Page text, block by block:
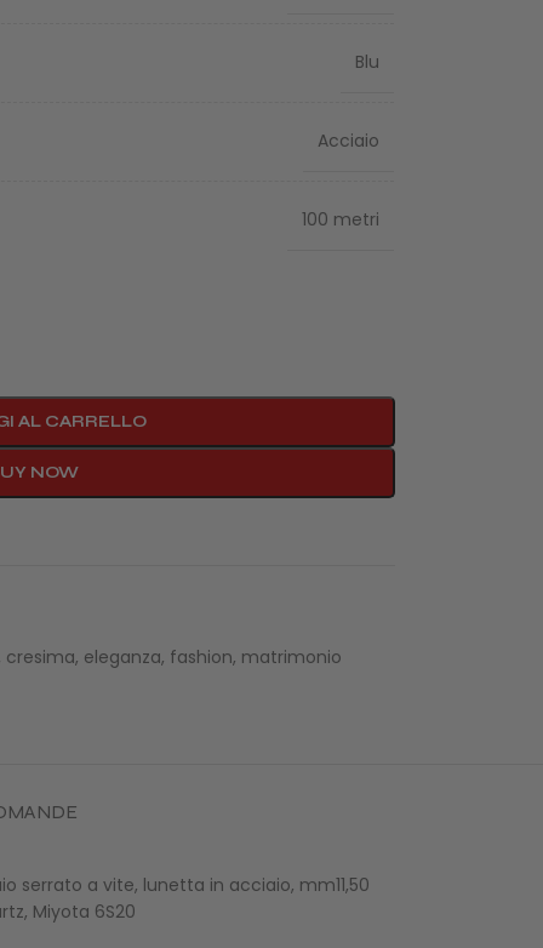
Blu
Acciaio
100 metri
AL CARRELLO
NOW
cresima, eleganza, fashion, matrimonio
serrato a vite, lunetta in acciaio, mm11,50
Miyota 6S20